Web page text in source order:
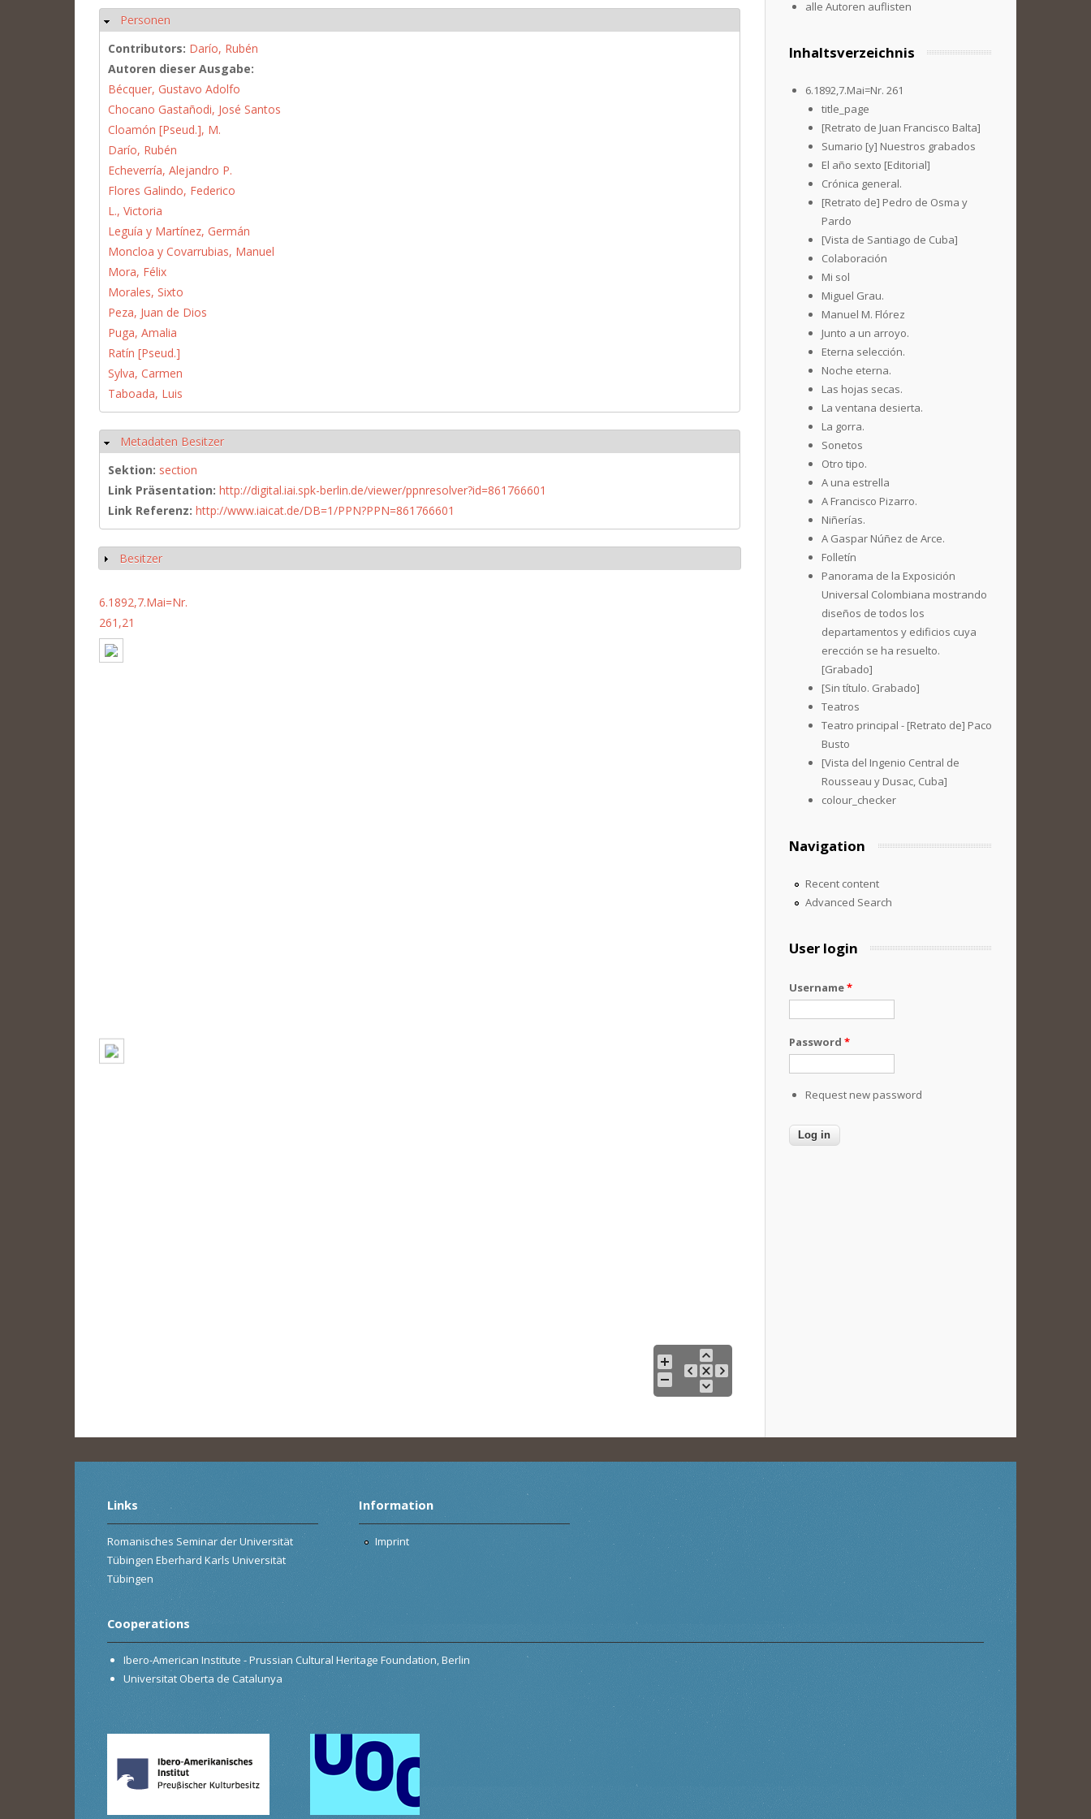
Hide
Personen
Contributors: Darío, Rubén
Autoren dieser Ausgabe:
Bécquer, Gustavo Adolfo
Chocano Gastañodi, José Santos
Cloamón [Pseud.], M.
Darío, Rubén
Echeverría, Alejandro P.
Flores Galindo, Federico
L., Victoria
Leguía y Martínez, Germán
Moncloa y Covarrubias, Manuel
Mora, Félix
Morales, Sixto
Peza, Juan de Dios
Puga, Amalia
Ratín [Pseud.]
Sylva, Carmen
Taboada, Luis
Hide
Metadaten Besitzer
Sektion: section
Link Präsentation: http://digital.iai.spk-berlin.de/viewer/ppnresolver?id=861766601
Link Referenz: http://www.iaicat.de/DB=1/PPN?PPN=861766601
Show
Besitzer
6.1892,7.Mai=Nr.
261,21
alle Autoren auflisten
Inhaltsverzeichnis
6.1892,7.Mai=Nr. 261
title_page
[Retrato de Juan Francisco Balta]
Sumario [y] Nuestros grabados
El año sexto [Editorial]
Crónica general.
[Retrato de] Pedro de Osma y
Pardo
[Vista de Santiago de Cuba]
Colaboración
Mi sol
Miguel Grau.
Manuel M. Flórez
Junto a un arroyo.
Eterna selección.
Noche eterna.
Las hojas secas.
La ventana desierta.
La gorra.
Sonetos
Otro tipo.
A una estrella
A Francisco Pizarro.
Niñerías.
A Gaspar Núñez de Arce.
Folletín
Panorama de la Exposición
Universal Colombiana mostrando
diseños de todos los
departamentos y edificios cuya
erección se ha resuelto.
[Grabado]
[Sin título. Grabado]
Teatros
Teatro principal - [Retrato de] Paco
Busto
[Vista del Ingenio Central de
Rousseau y Dusac, Cuba]
colour_checker
Navigation
Recent content
Advanced Search
User login
Username*
Password *
Request new password
Links
Romanisches Seminar der Universität
Tübingen Eberhard Karls Universität
Tübingen
Information
Imprint
Cooperations
Ibero-American Institute - Prussian Cultural Heritage Foundation, Berlin
Universitat Oberta de Catalunya